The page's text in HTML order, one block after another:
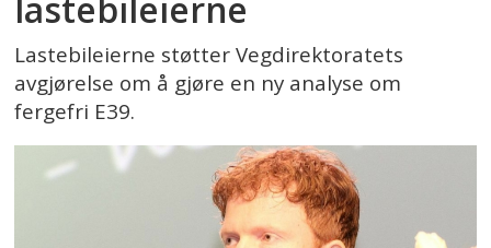
Lastebileierne støtter Vegdirektoratets
avgjørelse om å gjøre en ny analyse om
fergefri E39.